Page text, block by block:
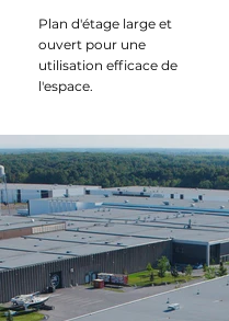
Plan d'étage large et
ouvert pour une
utilisation efficace de
l'espace.